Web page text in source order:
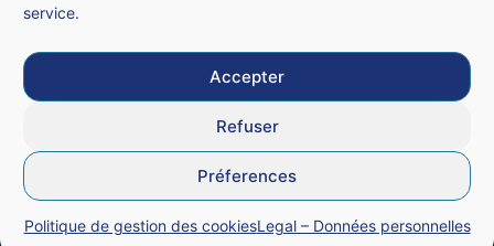
service.
Accepter
Refuser
Préferences
Politique de gestion des cookiesLegal – Données personnelles
CGU